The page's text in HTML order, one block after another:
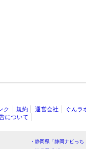
ク 規約 運営会社 ぐんラ
について
・静岡県「静岡ナビっち